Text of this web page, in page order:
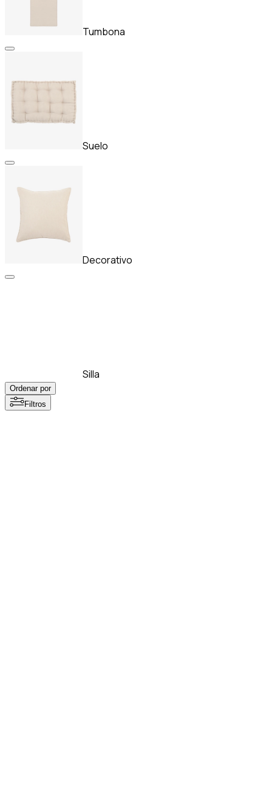
Tumbona
Suelo
Decorativo
Silla
Ordenar por
Filtros